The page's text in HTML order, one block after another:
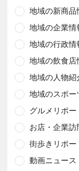
地域の新商品
地域の企業情
地域の行政情
地域の飲食店
地域の人物紹
地域のスポー
グルメリポー
お店・企業訪
街歩きリポー
動画ニュース